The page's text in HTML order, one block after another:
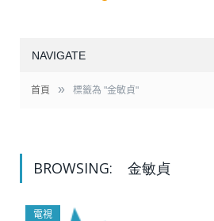
NAVIGATE
首頁 » 標籤為 "金敏貞"
BROWSING: 金敏貞
電視